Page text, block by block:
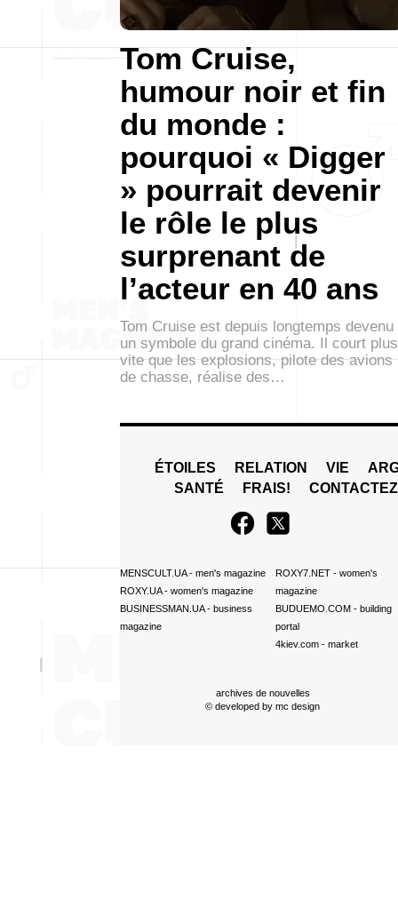
Tom Cruise,
humour noir et fin
du monde :
pourquoi « Digger
» pourrait devenir
le rôle le plus
surprenant de
l’acteur en 40 ans
Tom Cruise est depuis longtemps devenu
un symbole du grand cinéma. Il court plus
vite que les explosions, pilote des avions
de chasse, réalise des…
ÉTOILES RELATION VIE
SANTÉ
FRAIS!
MENSCULT.UA- men's magazine
ROXY.UA- women's magazine
BUSINESSMAN.UA- business
magazine
ROXY7.NET- women's
magazine
BUDUEMO.COM- building
portal
4kiev.com- market
archives de nouvelles
© developed by mc design